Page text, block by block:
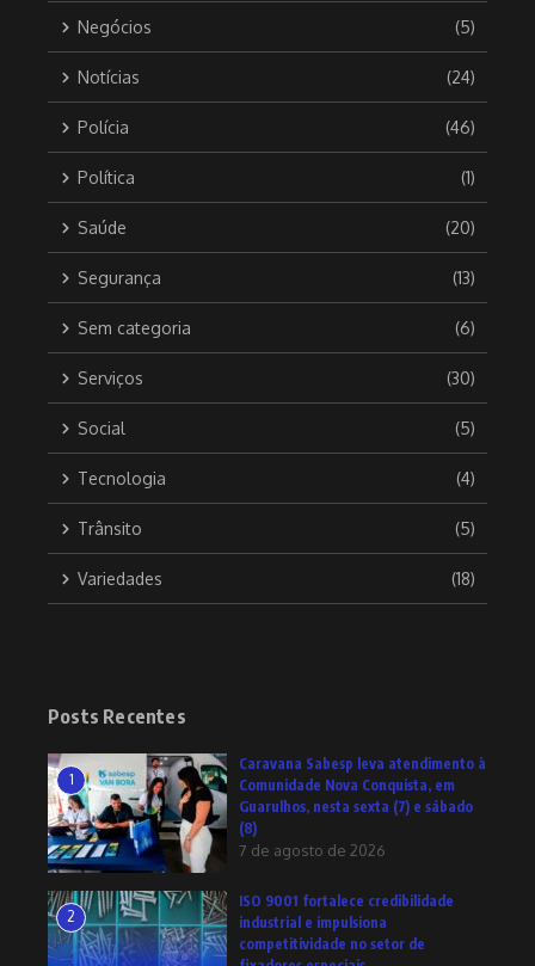
Negócios (5)
Notícias (24)
Polícia (46)
Política (1)
Saúde (20)
Segurança (13)
Sem categoria (6)
Serviços (30)
Social (5)
Tecnologia (4)
Trânsito (5)
Variedades (18)
Posts Recentes
1
Caravana Sabesp leva atendimento à
Comunidade Nova Conquista, em
Guarulhos, nesta sexta (7) e sábado
(8)
7 de agosto de 2026
2
ISO 9001 fortalece credibilidade
industrial e impulsiona
competitividade no setor de